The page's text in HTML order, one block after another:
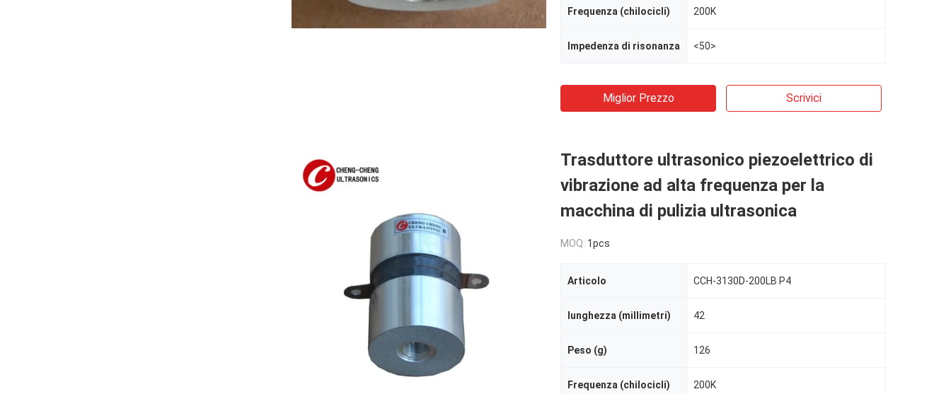
Frequenza (chilocicli) 200K
Impedenza di risonanza <50>
Miglior Prezzo Scrivici
Trasduttore ultrasonico piezoelettrico di
vibrazione ad alta frequenza per la
macchina di pulizia ultrasonica
MOQ: 1pcs
Articolo CCH-3130D-200LB P4
lunghezza (millimetri) 42
Peso (g) 126
Frequenza (chilocicli) 200K